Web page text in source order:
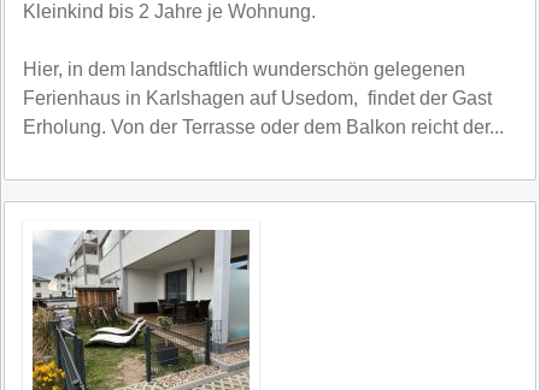
Kleinkind bis 2 Jahre je Wohnung.
Hier, in dem landschaftlich wunderschön gelegenen
Ferienhaus in Karlshagen auf Usedom, findet der Gast
Erholung. Von der Terrasse oder dem Balkon reicht der...